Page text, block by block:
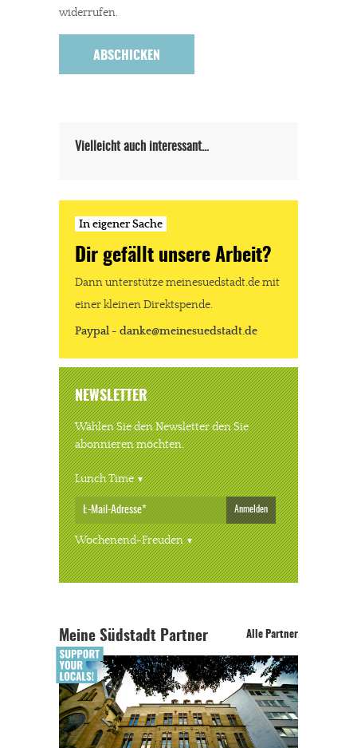
Dir gefällt unsere Arbeit?
Werbung. Beide Einnahmequellen sind in den letzten Monaten
kannst Du uns mit einer kleinen Spende unterstützen.
Paypal - danke@meinesuedstadt.de
widerrufen.
Vielleicht auch interessant…
In eigener Sache
Dir gefällt unsere Arbeit?
Dann unterstütze meinesuedstadt.de mit
einer kleinen Direktspende.
Paypal - danke@meinesuedstadt.de
NEWSLETTER
Wählen Sie den Newsletter den Sie
abonnieren möchten.
Lunch Time
Anmelden
Wochenend-Freuden
Meine Südstadt Partner Alle Partner